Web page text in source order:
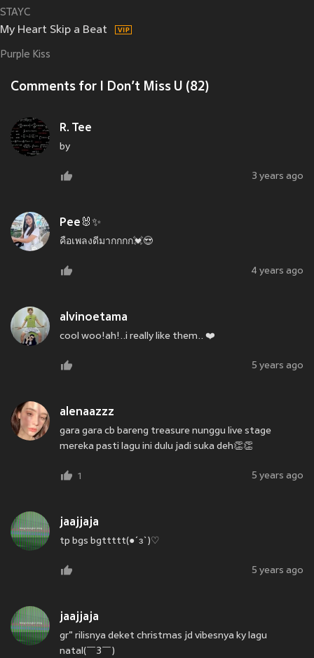
STAYC
My Heart Skip a Beat
Purple Kiss
Comments for I Don’t Miss U (82)
R. Tee
by
3 years ago
Pee🐰✨
คือเพลงดีมากกกก💓😍
4 years ago
alvinoetama
cool woo!ah!..i really like them.. ❤️
5 years ago
alenaazzz
gara gara cb bareng treasure nunggu live stage
mereka pasti lagu ini dulu jadi suka deh👏👏
1 5 years ago
jaajjaja
tp bgs bgttttt(●´з`)♡
5 years ago
jaajjaja
gr" rilisnya deket christmas jd vibesnya ky lagu
natal(￣3￣)